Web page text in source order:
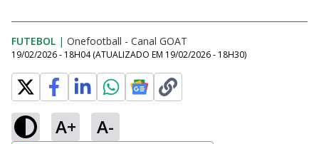
FUTEBOL | Onefootball - Canal GOAT
19/02/2026 - 18H04 (ATUALIZADO EM 19/02/2026 - 18H30)
A+ A-